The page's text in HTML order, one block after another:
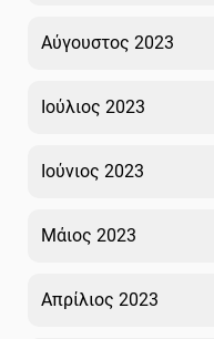
Αύγουστος 2023
Ιούλιος 2023
Ιούνιος 2023
Μάιος 2023
Απρίλιος 2023